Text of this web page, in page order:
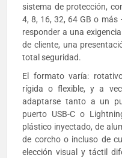
sistema de protección,
4, 8, 16, 32, 64 GB o
responder a una
de cliente, una
total seguridad.
El formato varía:
rígida o flexible, y a
adaptarse tanto a un
puerto USB-C o
plástico inyectado, de
de corcho o incluso de
elección visual y táctil